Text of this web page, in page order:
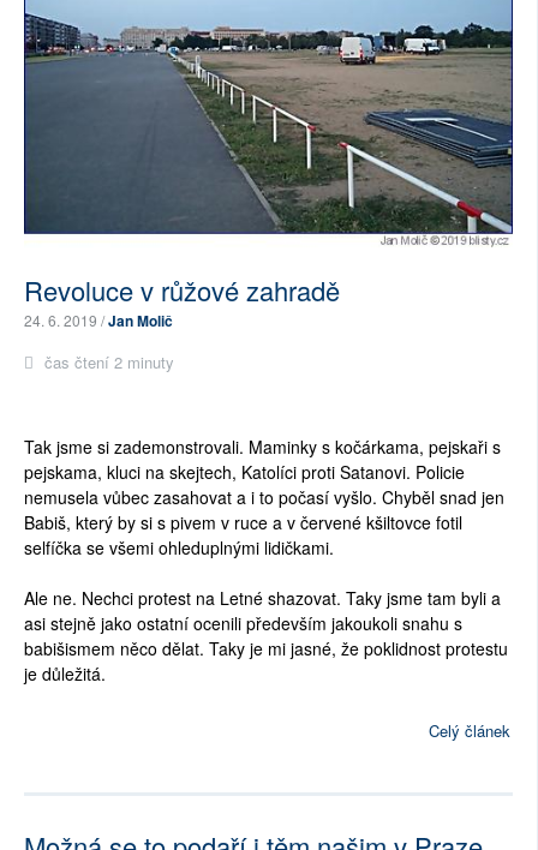
Revoluce v růžové zahradě
24. 6. 2019 /Jan Molič
čas čtení 2 minuty
Tak jsme si zademonstrovali. Maminky s kočárkama, pejskaři s
pejskama, kluci na skejtech, Katolíci proti Satanovi. Policie
nemusela vůbec zasahovat a i to počasí vyšlo. Chyběl snad jen
Babiš, který by si s pivem v ruce a v červené kšiltovce fotil
selfíčka se všemi ohleduplnými lidičkami.
Ale ne. Nechci protest na Letné shazovat. Taky jsme tam byli a
asi stejně jako ostatní ocenili především jakoukoli snahu s
babišismem něco dělat. Taky je mi jasné, že poklidnost protestu
je důležitá.
Celý článek